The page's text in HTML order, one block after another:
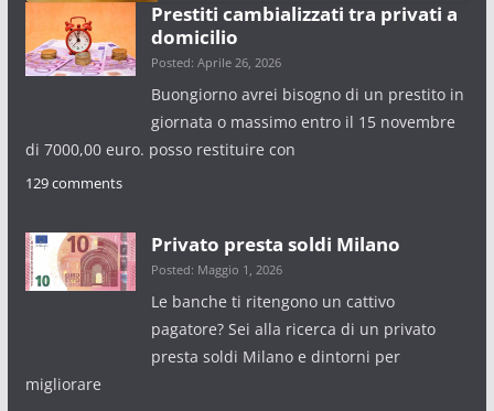
Prestiti cambializzati tra privati a
domicilio
Posted: Aprile 26, 2026
Buongiorno avrei bisogno di un prestito in
giornata o massimo entro il 15 novembre
di 7000,00 euro. posso restituire con
129 comments
Privato presta soldi Milano
Posted: Maggio 1, 2026
Le banche ti ritengono un cattivo
pagatore? Sei alla ricerca di un privato
presta soldi Milano e dintorni per
migliorare